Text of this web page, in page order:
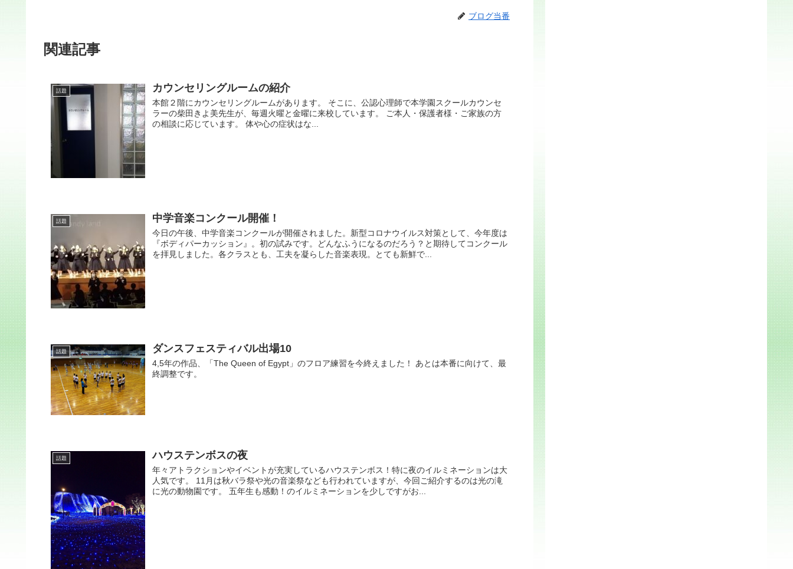
ブログ当番
関連記事
話題 カウンセリングルームの紹介
本館２階にカウンセリングルームがあります。 そこに、公認心理師で本学園スクールカウンセ
ラーの柴田きよ美先生が、毎週火曜と金曜に来校しています。 ご本人・保護者様・ご家族の方
の相談に応じています。 体や心の症状はな...
話題 中学音楽コンクール開催！
今日の午後、中学音楽コンクールが開催されました。新型コロナウイルス対策として、今年度は
『ボディパーカッション』。初の試みです。どんなふうになるのだろう？と期待してコンクール
を拝見しました。各クラスとも、工夫を凝らした音楽表現。とても新鮮で...
話題 ダンスフェスティバル出場10
4,5年の作品、「The Queen of Egypt」のフロア練習を今終えました！ あとは本番に向けて、最
終調整です。
話題 ハウステンボスの夜
年々アトラクションやイベントが充実しているハウステンボス！特に夜のイルミネーションは大
人気です。 11月は秋バラ祭や光の音楽祭なども行われていますが、今回ご紹介するのは光の滝
に光の動物園です。 五年生も感動！のイルミネーションを少しですがお...